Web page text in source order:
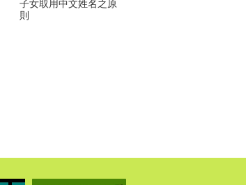
子女取用中文姓名之原
則